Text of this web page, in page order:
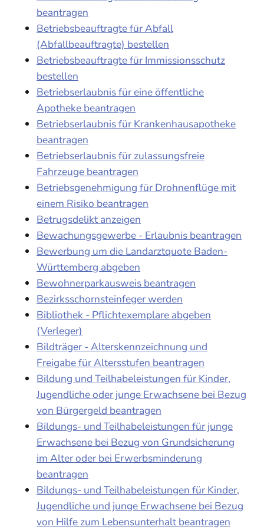
beantragen
Betriebsbeauftragte für Abfall
(Abfallbeauftragte) bestellen
Betriebsbeauftragte für Immissionsschutz
bestellen
Betriebserlaubnis für eine öffentliche
Apotheke beantragen
Betriebserlaubnis für Krankenhausapotheke
beantragen
Betriebserlaubnis für zulassungsfreie
Fahrzeuge beantragen
Betriebsgenehmigung für Drohnenflüge mit
einem Risiko beantragen
Betrugsdelikt anzeigen
Bewachungsgewerbe - Erlaubnis beantragen
Bewerbung um die Landarztquote Baden-
Württemberg abgeben
Bewohnerparkausweis beantragen
Bezirksschornsteinfeger werden
Bibliothek - Pflichtexemplare abgeben
(Verleger)
Bildträger - Alterskennzeichnung und
Freigabe für Altersstufen beantragen
Bildung und Teilhabeleistungen für Kinder,
Jugendliche oder junge Erwachsene bei Bezug
von Bürgergeld beantragen
Bildungs- und Teilhabeleistungen für junge
Erwachsene bei Bezug von Grundsicherung
im Alter oder bei Erwerbsminderung
beantragen
Bildungs- und Teilhabeleistungen für Kinder,
Jugendliche und junge Erwachsene bei Bezug
von Hilfe zum Lebensunterhalt beantragen